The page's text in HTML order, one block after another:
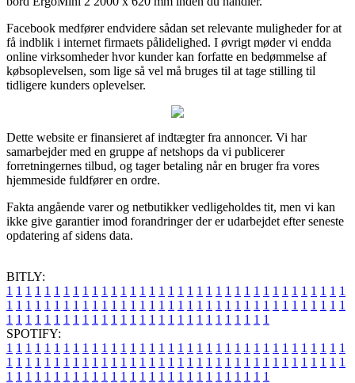
Facebook medfører endvidere sådan set relevante muligheder for at
få indblik i internet firmaets pålidelighed. I øvrigt møder vi endda
online virksomheder hvor kunder kan forfatte en bedømmelse af
købsoplevelsen, som lige så vel må bruges til at tage stilling til
tidligere kunders oplevelser.
Dette website er finansieret af indtægter fra annoncer. Vi har
samarbejder med en gruppe af netshops da vi publicerer
forretningernes tilbud, og tager betaling når en bruger fra vores
hjemmeside fuldfører en ordre.
Fakta angående varer og netbutikker vedligeholdes tit, men vi kan
ikke give garantier imod forandringer der er udarbejdet efter seneste
opdatering af sidens data.
BITLY:
1 1 1 1 1 1 1 1 1 1 1 1 1 1 1 1 1 1 1 1 1 1 1 1 1 1 1 1 1 1 1 1 1 1 1 1
1 1 1 1 1 1 1 1 1 1 1 1 1 1 1 1 1 1 1 1 1 1 1 1 1 1 1 1 1 1 1 1 1 1 1 1
1 1 1 1 1 1 1 1 1 1 1 1 1 1 1 1 1 1 1 1 1 1 1 1 1 1 1 1
SPOTIFY:
1 1 1 1 1 1 1 1 1 1 1 1 1 1 1 1 1 1 1 1 1 1 1 1 1 1 1 1 1 1 1 1 1 1 1 1
1 1 1 1 1 1 1 1 1 1 1 1 1 1 1 1 1 1 1 1 1 1 1 1 1 1 1 1 1 1 1 1 1 1 1 1
1 1 1 1 1 1 1 1 1 1 1 1 1 1 1 1 1 1 1 1 1 1 1 1 1 1 1 1